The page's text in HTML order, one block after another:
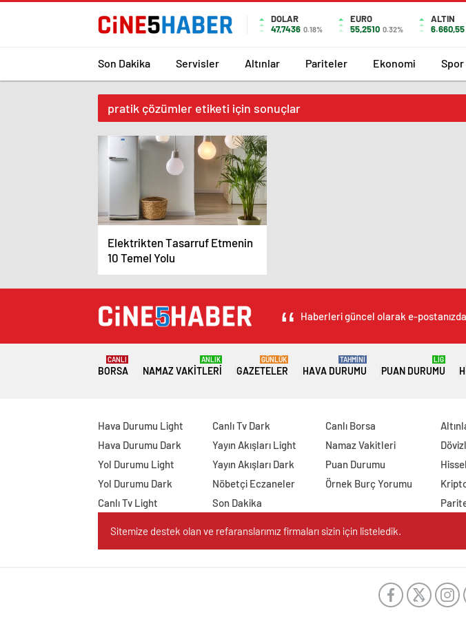
DOLAR
47,7436 0.18%
EURO
55,2510 0.32%
ALTIN
6.660,55
Son Dakika Servisler Altınlar Pariteler Ekonomi Spor
pratik çözümler etiketi için sonuçlar
Elektrikten Tasarruf Etmenin
10 Temel Yolu
Haberleri güncel olarak e-
BORSA
CANLI
NAMAZ VAKITLERI
ANLIK
GAZETELER
GÜNLÜK
HAVA DURUMU
TAHMİNİ
PUAN DURUMU
LİG
Hava Durumu Light
Hava Durumu Dark
Yol Durumu Light
Yol Durumu Dark
Canlı Tv Light
Canlı Tv Dark
Yayın Akışları Light
Yayın Akışları Dark
Nöbetçi Eczaneler
Son Dakika
Canlı Borsa
Namaz Vakitleri
Puan Durumu
Örnek Burç Yorumu
Sitemize destek olan ve refaranslarımız firmaları sizin için listeledik.